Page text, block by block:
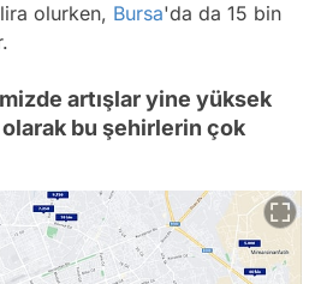
olurken, Bursa'da da 15 bin
artışlar yine yüksek
bu şehirlerin çok